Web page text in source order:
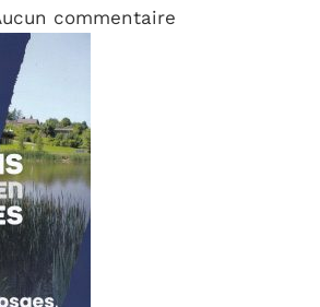
commentaire